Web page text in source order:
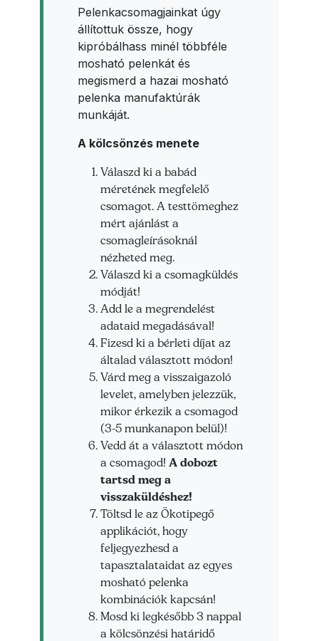
Pelenkacsomagjainkat úgy
állítottuk össze, hogy
kipróbálhass minél többféle
mosható pelenkát és
megismerd a hazai mosható
pelenka manufaktúrák
munkáját.
A kölcsönzés menete
Válaszd ki a babád
méretének megfelelő
csomagot. A testtömeghez
mért ajánlást a
csomagleírásoknál
nézheted meg.
Válaszd ki a csomagküldés
módját!
Add le a megrendelést
adataid megadásával!
Fizesd ki a bérleti díjat az
általad választott módon!
Várd meg a visszaigazoló
levelet, amelyben jelezzük,
mikor érkezik a csomagod
(3-5 munkanapon belül)!
Vedd át a választott módon
a csomagod! A dobozt
tartsd meg a
visszaküldéshez!
Töltsd le az Ökotipegő
applikációt, hogy
feljegyezhesd a
tapasztalataidat az egyes
mosható pelenka
kombinációk kapcsán!
Mosd ki legkésőbb 3 nappal
a kölcsönzési határidő